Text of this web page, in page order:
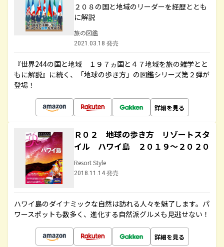
２０８の国と地域のリーダーを経歴ととも
に解説
旅の図鑑
2021.03.18 発売
『世界244の国と地域 １９７ヵ国と４７地域を旅の雑学とと
もに解説』に続く、「地球の歩き方」の図鑑シリーズ第２弾が
登場！
詳細を見る
Ｒ０２ 地球の歩き方 リゾートスタ
イル ハワイ島 ２０１９～２０２０
Resort Style
2018.11.14 発売
ハワイ島のダイナミックな自然は訪れる人々を魅了します。パ
ワースポットも数多く、進化する自然派グルメも見逃せない！
詳細を見る